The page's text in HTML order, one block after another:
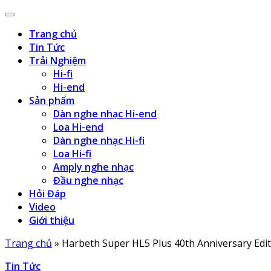
Trang chủ
Tin Tức
Trải Nghiệm
Hi-fi
Hi-end
Sản phẩm
Dàn nghe nhạc Hi-end
Loa Hi-end
Dàn nghe nhạc Hi-fi
Loa Hi-fi
Amply nghe nhạc
Đầu nghe nhạc
Hỏi Đáp
Video
Giới thiệu
Trang chủ » Harbeth Super HL5 Plus 40th Anniversary
Tin Tức